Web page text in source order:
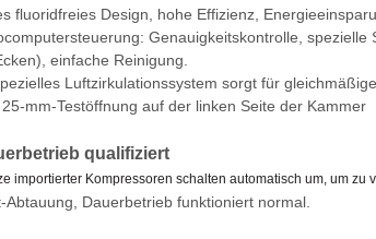
fluoridfreies Design, hohe Effizienz,
Genauigkeitskontrolle,
einfache Reinigung.
Luftzirkulationssystem sorgt für
25-mm-Testöffnung auf der linken Seite der Kammer
qualifiziert
importierter Kompressoren schalten automatisch um, um zu
Abtauung, Dauerbetrieb funktioniert normal.